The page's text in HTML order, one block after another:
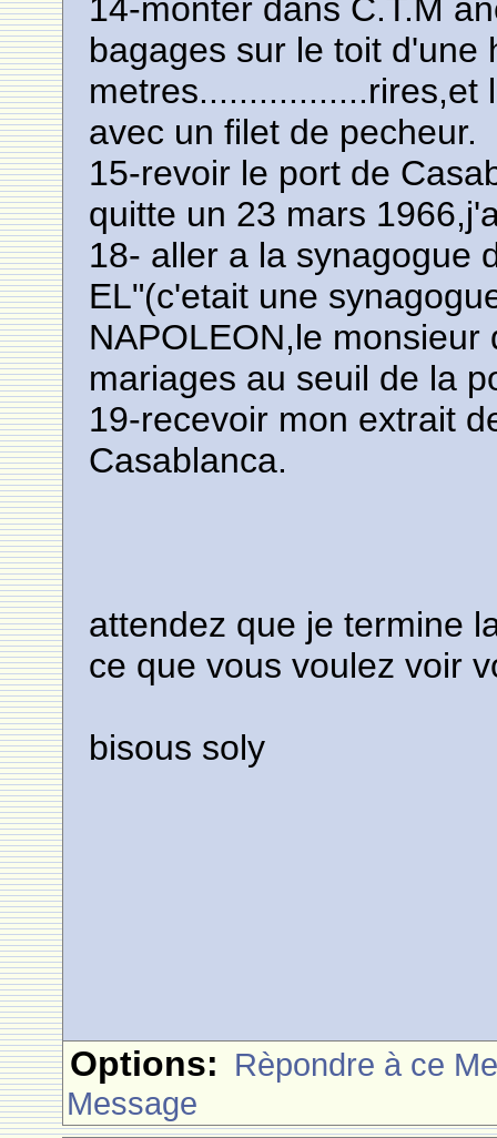
14-monter dans C.T.M
bagages sur le toit d'une
metres.................rires,et
avec un filet de pecheur.
15-revoir le port de
quitte un 23 mars
18- aller a la synagogue
EL"(c'etait une
NAPOLEON,le
mariages au seuil de la
19-recevoir mon extrait
Casablanca.
attendez que je termine
ce que vous voulez voir
bisous soly
Options: Rèpondre à ce
Message